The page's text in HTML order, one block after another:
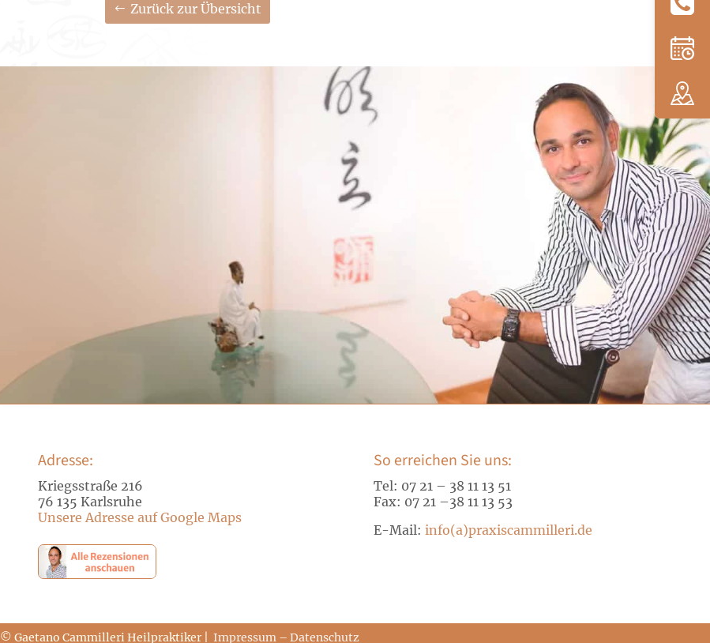
Zurück zur Übersicht
Adresse:
Kriegsstraße 216
76 135 Karlsruhe
Unsere Adresse auf Google Maps
So erreichen Sie uns:
Tel: 07 21 – 38 11 13 51
Fax: 07 21 –38 11 13 53
E-Mail: info(a)praxiscammilleri.de
© Gaetano Cammilleri Heilpraktiker | Impressum– Datenschutz